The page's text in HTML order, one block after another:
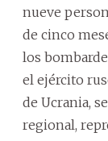
nueve
de cinco
los
el ejército
de Ucrania,
regional,